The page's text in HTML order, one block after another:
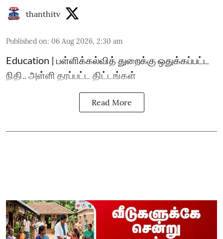
thanthitv
Published on: 06 Aug 2026, 2:30 am
Education | பள்ளிக்கல்வித் துறைக்கு ஒதுக்கப்பட்ட
நிதி.. அள்ளி தரப்பட்ட திட்டங்கள்
Read More